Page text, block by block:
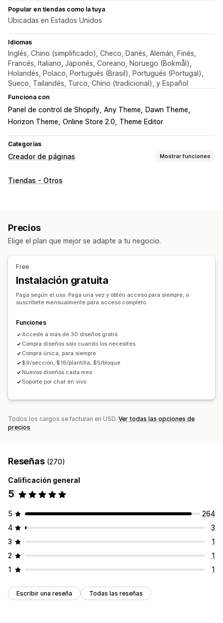
Popular en tiendas como la tuya
Ubicadas en Estados Unidos
Idiomas
Inglés, Chino (simplificado), Checo, Danés, Alemán, Finés,
Francés, Italiano, Japonés, Coreano, Noruego (Bokmål),
Holandés, Polaco, Portugués (Brasil), Portugués (Portugal),
Sueco, Tailandés, Turco, Chino (tradicional), y Español
Funciona con
Panel de control de Shopify Any Theme
Dawn Theme
Horizon Theme Online Store 2.0 Theme Editor
Categorías
Creador de páginas Mostrar funciones
Tipos de páginas
Páginas de Acerca de nosotros
Páginas de agradecimiento Pies de página
Páginas de precios
Páginas personalizadas
Gestión de páginas
Código personalizado
Fragmentos Localización
Adaptación a dispositivos móviles
Tiendas - Otros
Precios
Elige el plan que mejor se adapte a tu negocio.
Free
Instalación gratuita
Paga según el uso. Paga una vez y obtén acceso para siempre, o
suscríbete mensualmente para acceso completo.
Funciones
Accede a más de 30 diseños gratis
Compra diseños solo cuando los necesites
Compra única, para siempre
$9/sección, $16/plantilla, $5/bloque
Nuevos diseños cada mes
Soporte por chat en vivo
Todos los cargos se facturan en USD. Ver todas las opciones de
precios
Reseñas (270)
Calificación general
5
5
264
4
3
3
1
2
1
1
1
Escribir una reseña Todas las reseñas